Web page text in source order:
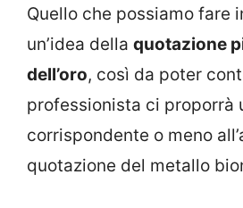
Quello che possiamo fare
un’idea della quotazione
dell’oro, così da poter
professionista ci proporrà
corrispondente o meno
quotazione del metallo